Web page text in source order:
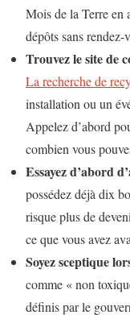
Mois de la Terre en
dépôts sans rendez-
Trouvez le site de
La recherche de
installation ou un
Appelez d’abord
combien vous
Essayez d’abord
possédez déjà dix
risque plus de
ce que vous avez
Soyez sceptique
comme « non
définis par le